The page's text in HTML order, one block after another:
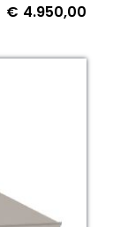
€ 4.950,00